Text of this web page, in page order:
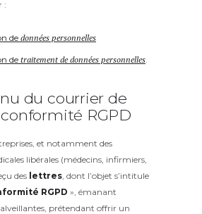
:
de données personnelles
de traitement de données personnelles.
du courrier de
RGPD
et notamment des
libérales (médecins, infirmiers,
des lettres, dont l’objet s’intitule
RGPD », émanant
prétendant offrir un